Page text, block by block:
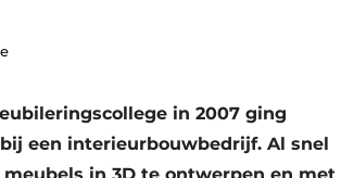
in 2007 ging
een interieurbouwbedrijf. Al snel